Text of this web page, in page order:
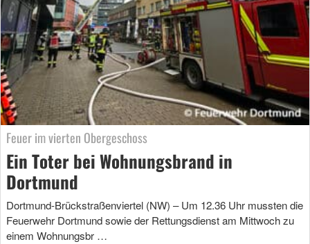
Feuer im vierten Obergeschoss
Ein Toter bei Wohnungsbrand in
Dortmund
Dortmund-Brückstraßenviertel (NW) – Um 12.36 Uhr mussten die
Feuerwehr Dortmund sowie der Rettungsdienst am Mittwoch zu
einem Wohnungsbr …